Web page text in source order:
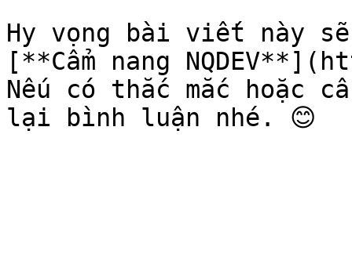
Hy vọng bài viết này
[**Cẩm nang
Nếu có thắc mắc hoặc